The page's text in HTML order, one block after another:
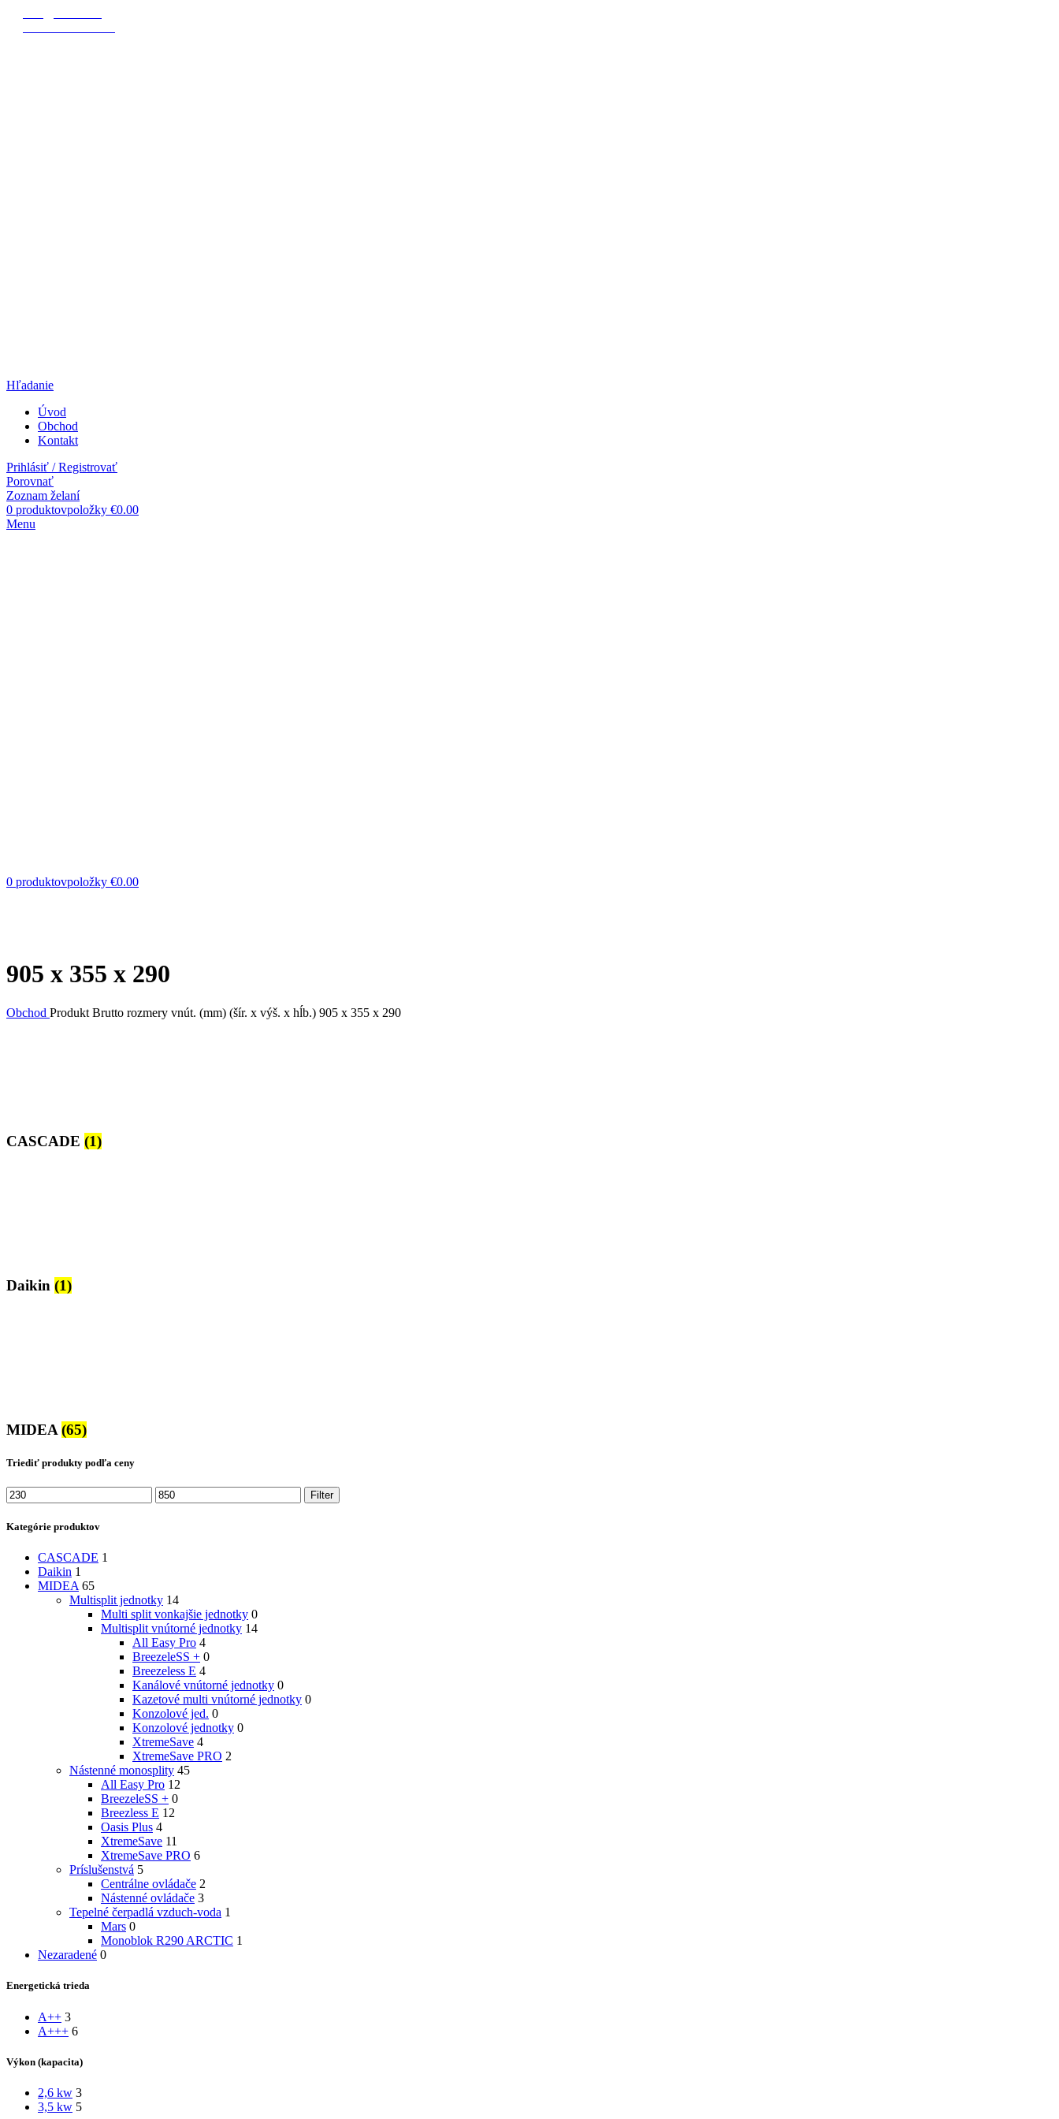
Hľadanie
Úvod
Obchod
Kontakt
Prihlásiť / Registrovať
Porovnať
Zoznam želaní
0 produktovpoložky €0.00
Menu
0 produktovpoložky €0.00
905 x 355 x 290
Obchod Produkt Brutto rozmery vnút. (mm) (šír. x výš. x hĺb.) 905 x 355 x 290
CASCADE (1)
Daikin (1)
MIDEA(65)
Triediť produkty podľa ceny
Minimálna
cena
Maximálna
cena
Filter
Kategórie produktov
CASCADE 1
Daikin 1
MIDEA 65
Multisplit jednotky 14
Multi split vonkajšie jednotky 0
Multisplit vnútorné jednotky 14
All Easy Pro 4
BreezeleSS + 0
Breezeless E 4
Kanálové vnútorné jednotky 0
Kazetové multi vnútorné jednotky 0
Konzolové jed. 0
Konzolové jednotky 0
XtremeSave 4
XtremeSave PRO 2
Nástenné monosplity 45
All Easy Pro 12
BreezeleSS + 0
Breezless E 12
Oasis Plus 4
XtremeSave 11
XtremeSave PRO 6
Príslušenstvá 5
Centrálne ovládače 2
Nástenné ovládače 3
Tepelné čerpadlá vzduch-voda 1
Mars 0
Monoblok R290 ARCTIC 1
Nezaradené 0
Energetická trieda
A++ 3
A+++ 6
Výkon (kapacita)
2,6 kw 3
3,5 kw 5